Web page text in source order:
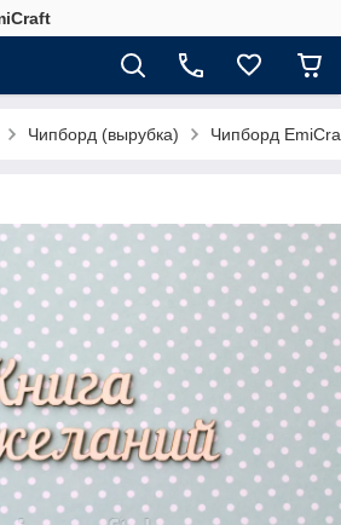
Чипборд (вырубка) Чипборд